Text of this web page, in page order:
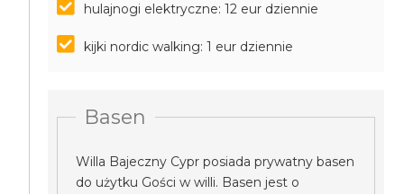
hulajnogi elektryczne: 12 eur dziennie
kijki nordic walking: 1 eur dziennie
Basen
Willa Bajeczny Cypr posiada prywatny basen
do użytku Gości w willi. Basen jest o